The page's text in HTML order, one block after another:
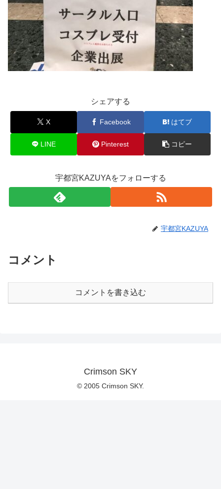
シェアする
X Facebook はてブ
LINE Pinterest コピー
宇都宮KAZUYAをフォローする
宇都宮KAZUYA
コメント
コメントを書き込む
Crimson SKY
© 2005 Crimson SKY.